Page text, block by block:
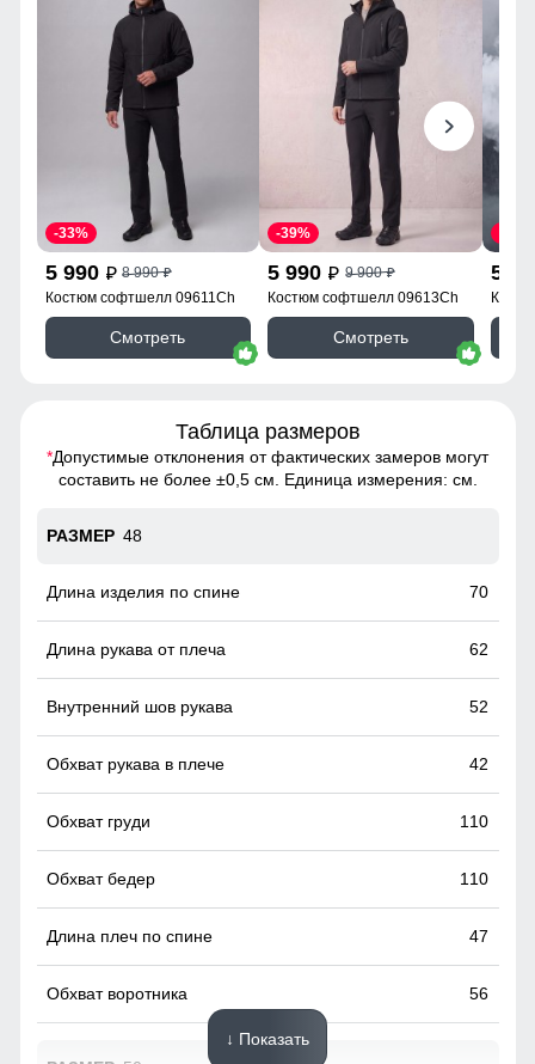
5 990 p 8 990p
-33%
Костюм софтшелл 09611Ch
Смотреть
5 990 p 9 900p
-39%
Костюм софтшелл 09613Ch
Смотреть
5
Таблица размеров
*Допустимые отклонения от фактических замеров могут
составить не более ±0,5 см. Единица измерения: см.
48
70
62
52
42
110
110
47
56
↓ Показать